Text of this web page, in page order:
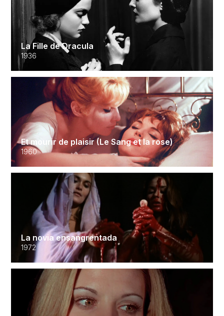
La Fille de Dracula
1936
Et mourir de plaisir (Le Sang et la rose)
1960
La novia ensangrentada
1972